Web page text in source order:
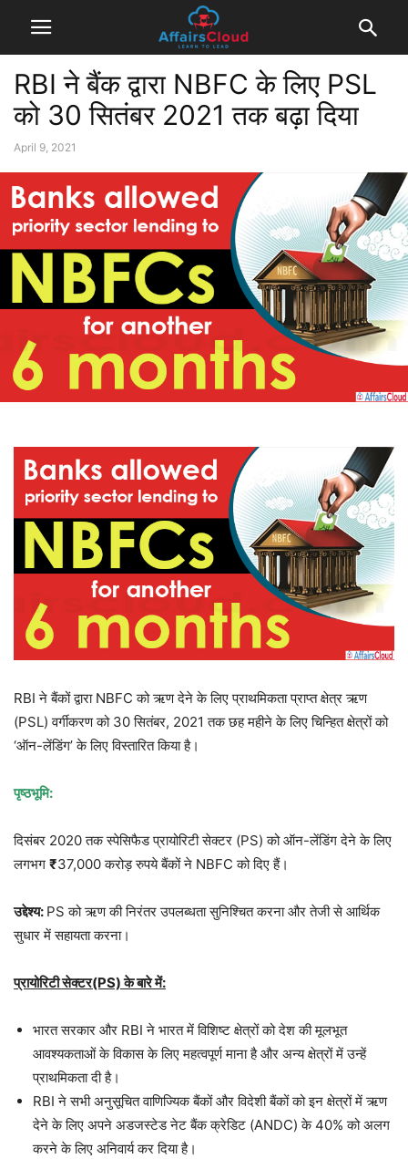
RBI ने बैंक द्वारा NBFC के लिए PSL
को 30 सितंबर 2021 तक बढ़ा दिया
April 9, 2021
RBI ने बैंकों द्वारा NBFC को ऋण देने के लिए प्राथमिकता प्राप्त क्षेत्र ऋण
(PSL) वर्गीकरण को 30 सितंबर, 2021 तक छह महीने के लिए चिन्हित क्षेत्रों को
‘ऑन-लेंडिंग’ के लिए विस्तारित किया है।
पृष्ठभूमि:
दिसंबर 2020 तक स्पेसिफैड प्रायोरिटी सेक्टर (PS) को ऑन-लेंडिंग देने के लिए
लगभग ₹37,000 करोड़ रुपये बैंकों ने NBFC को दिए हैं।
उद्देश्य: PS को ऋण की निरंतर उपलब्धता सुनिश्चित करना और तेजी से आर्थिक
सुधार में सहायता करना।
प्रायोरिटी सेक्टर(PS) के बारे में:
भारत सरकार और RBI ने भारत में विशिष्ट क्षेत्रों को देश की मूलभूत
आवश्यकताओं के विकास के लिए महत्वपूर्ण माना है और अन्य क्षेत्रों में उन्हें
प्राथमिकता दी है।
RBI ने सभी अनुसूचित वाणिज्यिक बैंकों और विदेशी बैंकों को इन क्षेत्रों में ऋण
देने के लिए अपने अडजस्टेड नेट बैंक क्रेडिट (ANDC) के 40% को अलग
करने के लिए अनिवार्य कर दिया है।